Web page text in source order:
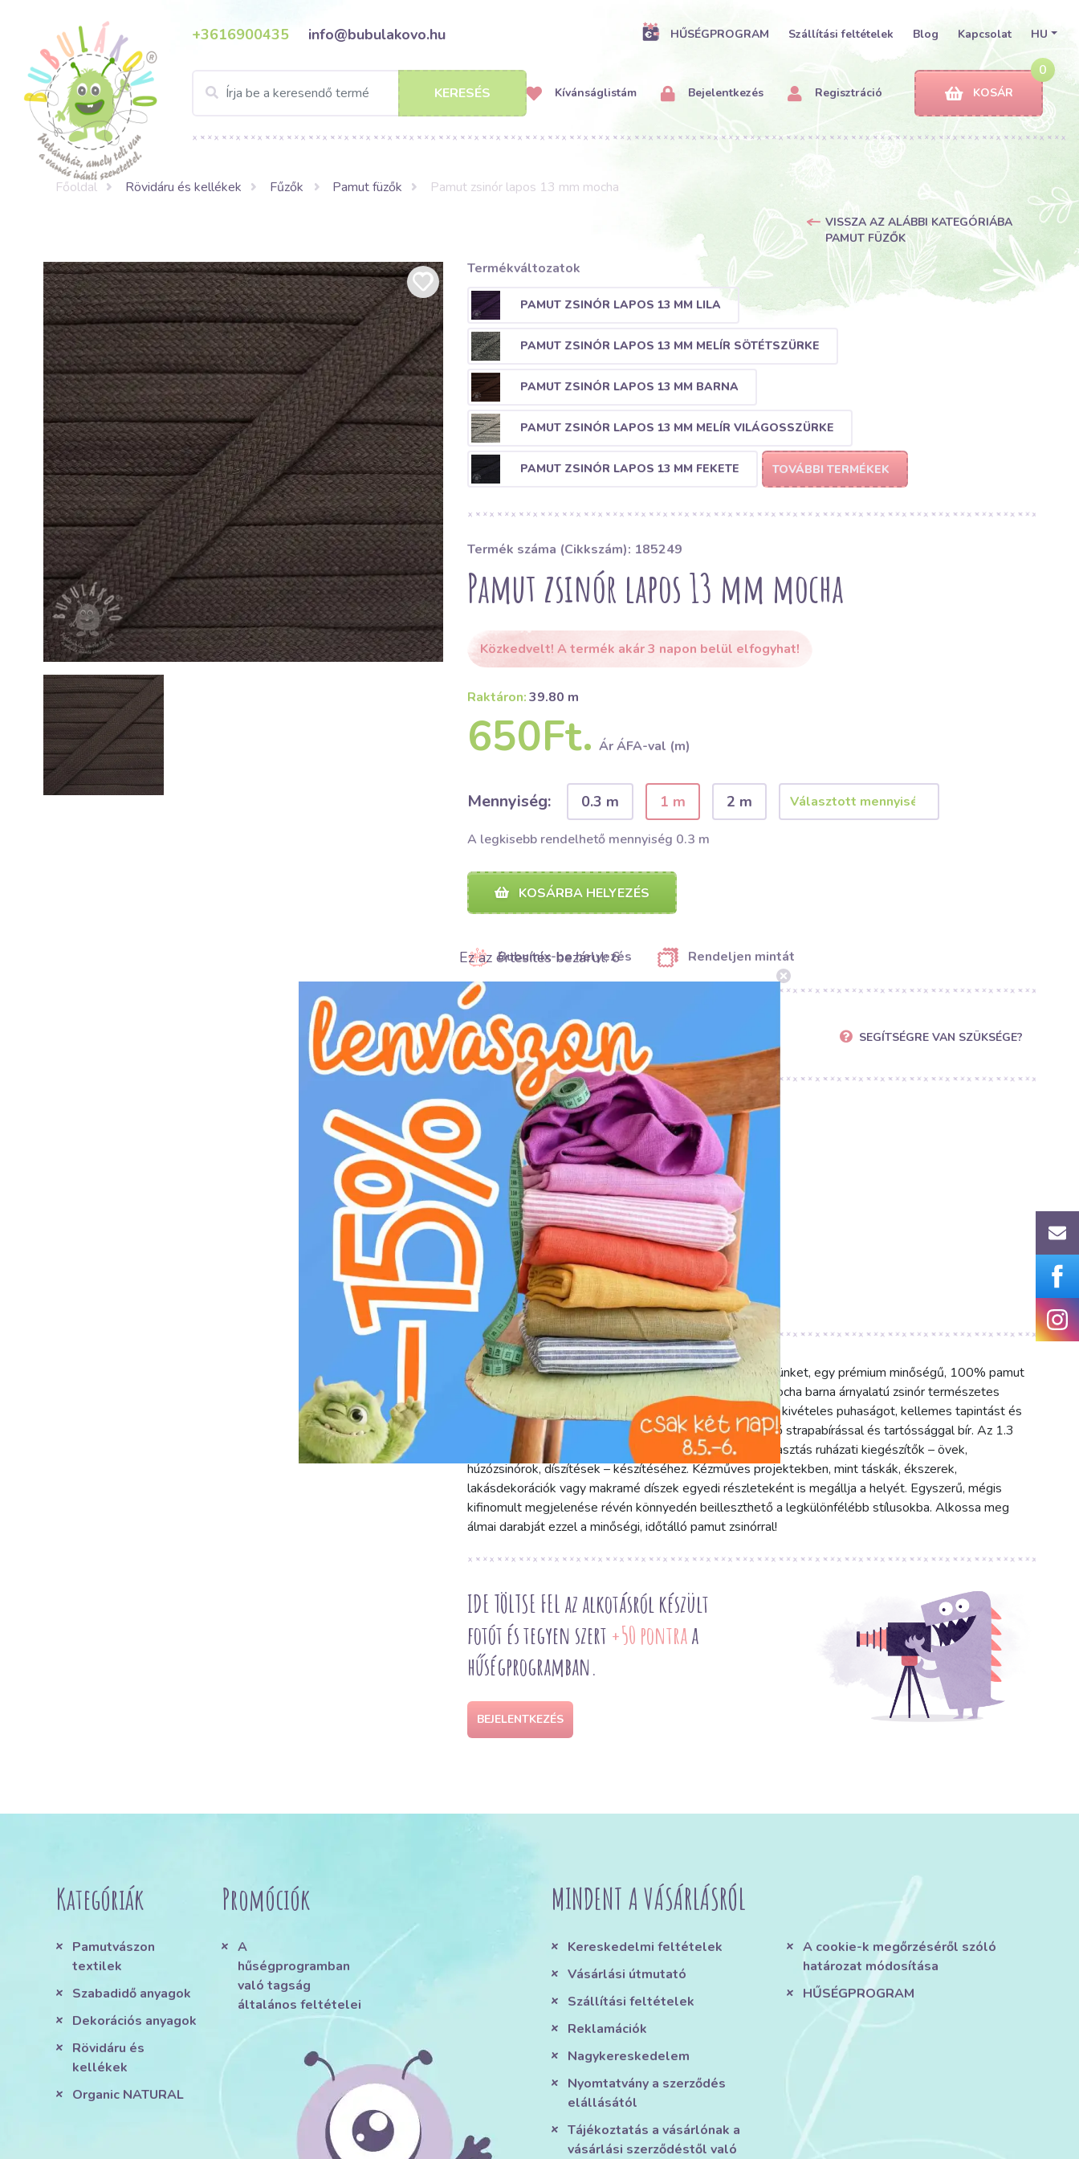
+3616900435 info@bubulakovo.hu HŰSÉGPROGRAM Szállítási feltételek Blog Kapcsolat HU
KERESÉS Kívánságlistám Bejelentkezés Regisztráció
0
KOSÁR
Főoldal Rövidáru és kellékek Fűzők Pamut füzők Pamut zsinór lapos 13 mm mocha
VISSZA AZ ALÁBBI KATEGÓRIÁBA
PAMUT FÜZŐK
Termékváltozatok
PAMUT ZSINÓR LAPOS 13 MM LILA
PAMUT ZSINÓR LAPOS 13 MM MELÍR SÖTÉTSZÜRKE
PAMUT ZSINÓR LAPOS 13 MM BARNA
PAMUT ZSINÓR LAPOS 13 MM MELÍR VILÁGOSSZÜRKE
PAMUT ZSINÓR LAPOS 13 MM FEKETE TOVÁBBI TERMÉKEK
Termék száma (Cikkszám): 185249
Pamut zsinór lapos 13 mm mocha
Közkedvelt! A termék akár 3 napon belül elfogyhat!
Raktáron:39.80 m
650Ft. Ár ÁFA-val (m)
Mennyiség: 0.3 m 1 m 2 m
A legkisebb rendelhető mennyiség 0.3 m
KOSÁRBA HELYEZÉS
Bubumix-be helyezés Rendeljen mintát
MEGOSZTÁS MEGOSZTÁS SEGÍTSÉGRE VAN SZÜKSÉGE?
Kategória: Rövidáru és kellékek
Gyártó: Bubulákovo s.r.o www.bubulakovo.hu
Összetétel: 100%CO
Szélesség: 1.3 cm
Téma: Egyszínű
Szín: barna
Fedezze fel a Pamut zsinór lapos 13 mm mocha termékünket, egy prémium minőségű, 100% pamut
anyagból készült lapos zsinórt. Ez az egyszínű, meleg mocha barna árnyalatú zsinór természetes
eleganciát kölcsönöz alkotásainak. A tiszta pamut anyag kivételes puhaságot, kellemes tapintást és
bőrbarát tulajdonságokat garantál, miközben kiemelkedő strapabírással és tartóssággal bír. Az 1.3
cm-es szélesség rendkívül sokoldalúvá teszi. Ideális választás ruházati kiegészítők – övek,
húzózsinórok, díszítések – készítéséhez. Kézműves projektekben, mint táskák, ékszerek,
lakásdekorációk vagy makramé díszek egyedi részleteként is megállja a helyét. Egyszerű, mégis
kifinomult megjelenése révén könnyedén beilleszthető a legkülönfélébb stílusokba. Alkossa meg
álmai darabját ezzel a minőségi, időtálló pamut zsinórral!
IDE TÖLTSE FEL az alkotásról készült
fotót és tegyen szert +50 pontraa
hűségprogramban.
BEJELENTKEZÉS
Kategóriák
Pamutvászon
textilek
Szabadidő anyagok
Dekorációs anyagok
Rövidáru és
kellékek
Organic NATURAL
Promóciók
A
hűségprogramban
való tagság
általános feltételei
MINDENT A VÁSÁRLÁSRÓL
Kereskedelmi feltételek
Vásárlási útmutató
Szállítási feltételek
Reklamációk
Nagykereskedelem
Nyomtatvány a szerződés
elállásától
Tájékoztatás a vásárlónak a
vásárlási szerződéstől való
A cookie-k megőrzéséről szóló
határozat módosítása
HŰSÉGPROGRAM
Ez az értesítés bezárul:5